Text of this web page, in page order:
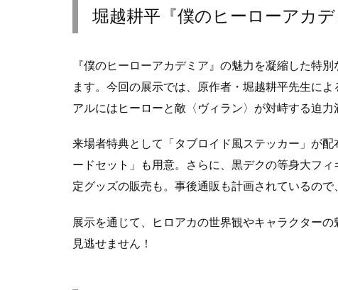
堀越耕平『僕のヒーローアカ
『僕のヒーローアカデミア』の魅力を凝縮した特
ます。今回の展示では、原作者・堀越耕平先生に
アルにはヒーローと敵〈ヴィラン〉が対峙する迫力
来場者特典として「タブロイド風ステッカー」が
ードセット」も用意。さらに、黒デクの等身大フ
定グッズの販売も。事後通販も計画されているので
展示を通じて、ヒロアカの世界観やキャラクター
見逃せません！